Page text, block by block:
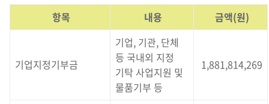
항목 내용 금액(원)
기업지정기부금
기업, 기관, 단체
등 국내외 지정
기탁 사업지원 및
물품기부 등
1,881,814,269